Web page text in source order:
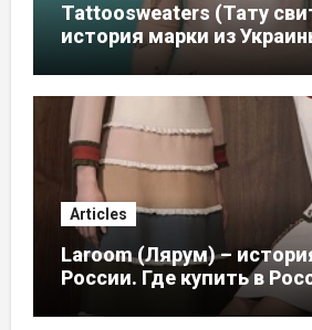
Tattoosweaters (Тату
история марки из
купить в России, адреса
Articles
Laroom (Лярум) –
России. Где купить в